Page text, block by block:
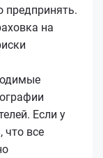
предпринять.
на
Если у
что все